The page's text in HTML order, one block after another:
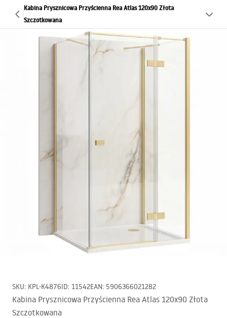
Kabina Prysznicowa Przyścienna Rea Atlas 120x90 Złota
Szczotkowana
SKU: KPL-K4876ID: 11542EAN: 5906366021282
Kabina Prysznicowa Przyścienna Rea Atlas 120x90 Złota
Szczotkowana